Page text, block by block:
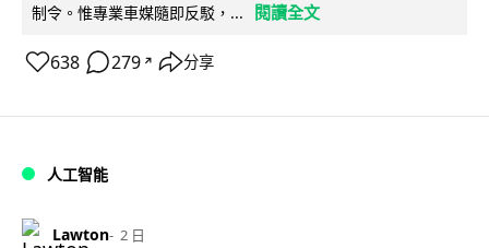
制令。惟專業車媒隨即反駁，...
閱讀全文
638 279 ↗ 分享
人工智能
Lawton 2 日